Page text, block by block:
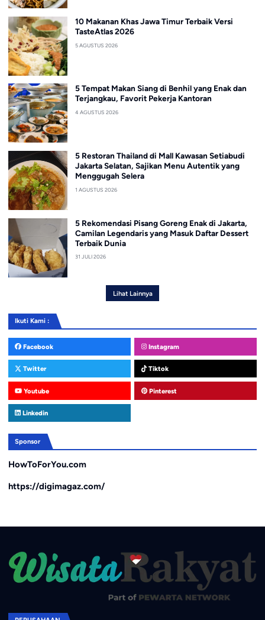
10 Makanan Khas Jawa Timur Terbaik Versi
TasteAtlas 2026
5 AGUSTUS 2026
5 Tempat Makan Siang di Benhil yang Enak dan
Terjangkau, Favorit Pekerja Kantoran
4 AGUSTUS 2026
5 Restoran Thailand di Mall Kawasan Setiabudi
Jakarta Selatan, Sajikan Menu Autentik yang
Menggugah Selera
1 AGUSTUS 2026
5 Rekomendasi Pisang Goreng Enak di Jakarta,
Camilan Legendaris yang Masuk Daftar Dessert
Terbaik Dunia
31 JULI 2026
Lihat Lainnya
Ikuti Kami :
Facebook Instagram
Twitter Tiktok
Youtube Pinterest
Linkedin
Sponsor
HowToForYou.com
https://digimagaz.com/